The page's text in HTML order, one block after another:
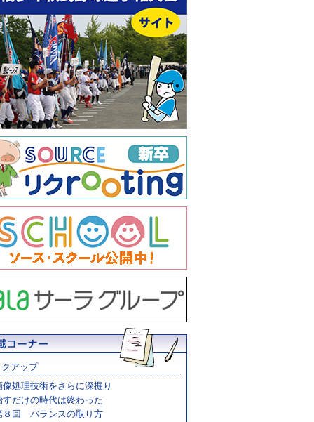
アップ
像処理技術をさらに深掘り
すだけの時代は終わった
８回 バランスの取り方